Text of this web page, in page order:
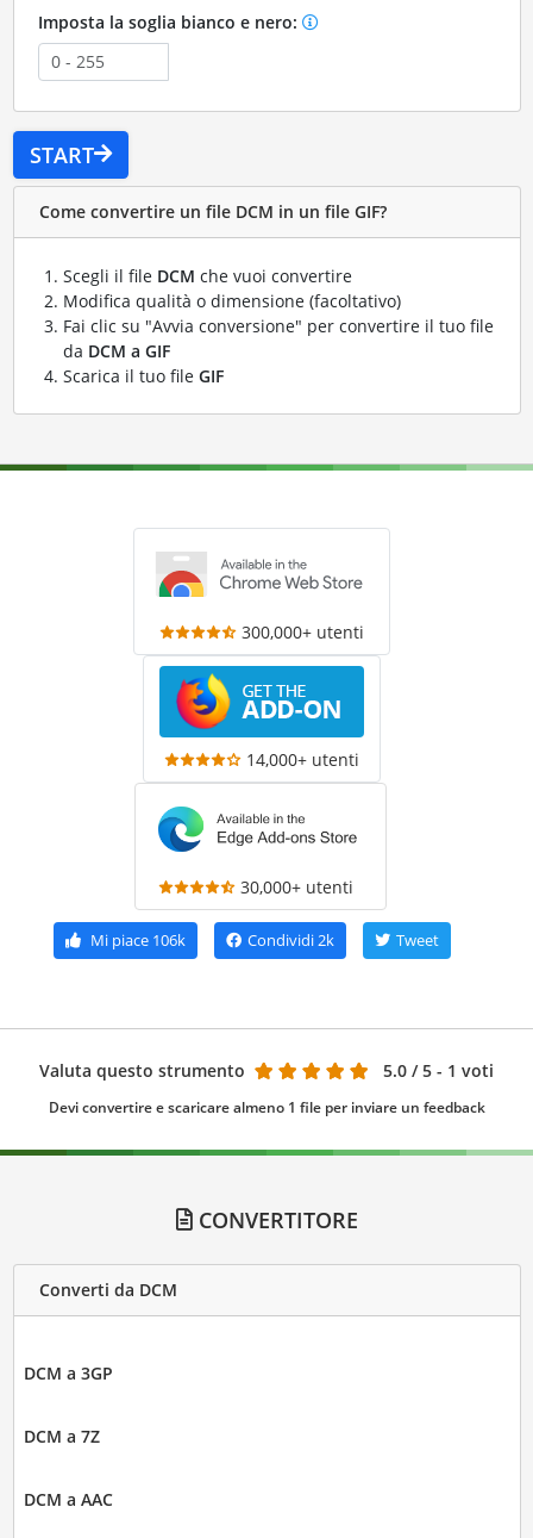
Imposta la soglia bianco e nero:
START
Come convertire un file DCM in un file GIF?
Scegli il file DCM che vuoi convertire
Modifica qualità o dimensione (facoltativo)
Fai clic su "Avvia conversione" per convertire il tuo file
da DCM a GIF
Scarica il tuo file GIF
300,000+ utenti
14,000+ utenti
30,000+ utenti
Mi piace 106k Condividi2k Tweet
Valuta questo strumento 5.0 / 5 - 1 voti
Devi convertire e scaricare almeno 1 file per inviare un feedback
CONVERTITORE
Converti da DCM
DCM a 3GP
DCM a 7Z
DCM a AAC